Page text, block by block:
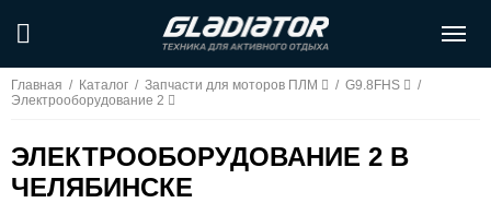
Главная / Каталог / Запчасти для моторов ПЛМ / G9.8FHS
/
Электрооборудование 2
ЭЛЕКТРООБОРУДОВАНИЕ 2 В
ЧЕЛЯБИНСКЕ